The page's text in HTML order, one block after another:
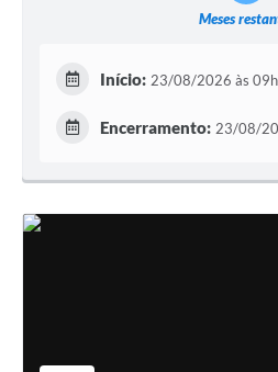
Meses
Início: 23/08/2026 às
Encerramento: 23/08/